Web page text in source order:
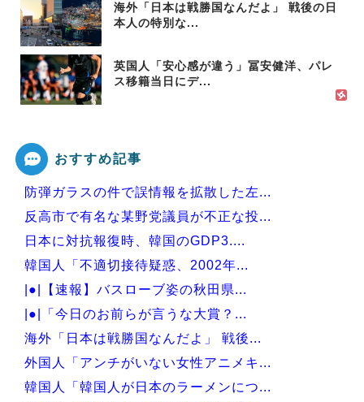
海外「日本は戦勝国なんだよ」 戦後の日
本人の特別な...
英国人「安心感が違う」冨安健洋、パレ
ス移籍当日にデ...
おすすめ記事
防弾ガラスの件で誤情報を拡散した左...
反高市で有名な某野党議員が不正な投...
日本に対抗報復時、韓国のGDP3....
韓国人「不適切接待疑惑、2002年...
|●|【速報】バスローブ姿の秋田県...
|●|「今日のお前らが言うな大賞？...
海外「日本は戦勝国なんだよ」 戦後...
外国人「アンチがいない女性アニメキ...
韓国人「韓国人が日本のラーメンにつ...